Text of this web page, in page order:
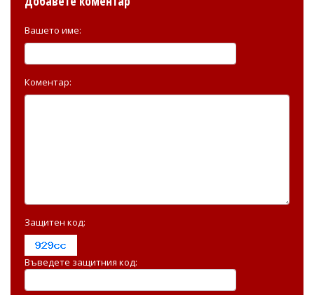
Вашето име:
Коментар:
Защитен код:
Въведете защитния код: